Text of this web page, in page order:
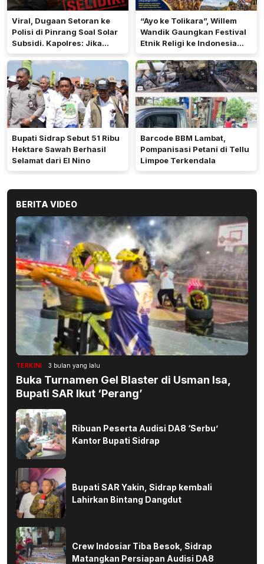
Viral, Dugaan Setoran ke
Polisi di Pinrang Soal Solar
Subsidi. Kapolres: Jika
Terbukti Akan Diproses
“Ayo ke Tolikara”, Willem
Wandik Gaungkan Festival
Etnik Religi ke Indonesia
dan Dunia
Bupati Sidrap Sebut 51 Ribu
Hektare Sawah Berhasil
Selamat dari El Nino
Barcode BBM Lambat,
Pompanisasi Petani di Tellu
Limpoe Terkendala
BERITA VIDEO
TERKINI 3 bulan yang lalu
Buka Turnamen Gel Blaster di Usman Isa,
Bupati SAR Ikut ‘Perang’
Ribuan Peserta Audisi DA8 ‘Serbu’
Kantor Bupati Sidrap
Bupati SAR Yakin, Sidrap kembali
Lahirkan Bintang Dangdut
Crew Indosiar Tiba Besok, Sidrap
Matangkan Persiapan Audisi DA8